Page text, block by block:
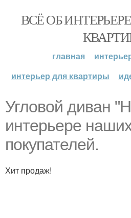
ВСЁ ОБ
главная
интерьер для квартиры
Угловой диван
интерьере
покупателей.
Хит продаж!